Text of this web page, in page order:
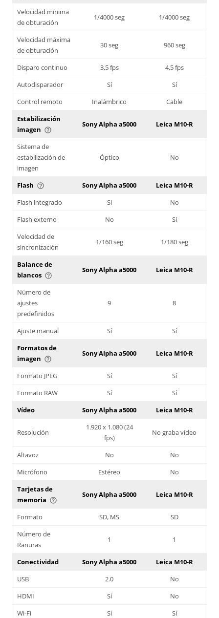
Velocidad mínima
de obturación
1/4000 seg 1/4000 seg
Velocidad máxima
de obturación
30 seg 960 seg
Disparo continuo 3,5 fps
4,5 fps
Autodisparador
Sí
Sí
Control remoto
Inalámbrico
Cable
Estabilización
imagen help_outline
Sony Alpha a5000 Leica M10-R
Sistema de
estabilización de
imagen
Óptico No
Flash help_outline Sony Alpha a5000
Leica M10-R
Flash integrado
Sí
No
Flash externo
No
Sí
Velocidad de
sincronización
1/160 seg 1/180 seg
Balance de
blancos help_outline
Sony Alpha a5000 Leica M10-R
Número de
ajustes
predefinidos
9 8
Ajuste manual Sí
Sí
Formatos de
imagen help_outline
Sony Alpha a5000 Leica M10-R
Formato JPEG Sí
Sí
Formato RAW
Sí
Sí
Vídeo
Sony Alpha a5000 Leica M10-R
Resolución
1.920 x 1.080 (24
fps)
No graba vídeo
Altavoz No
No
Micrófono
Estéreo
No
Tarjetas de
memoria help_outline
Sony Alpha a5000 Leica M10-R
Formato SD, MS
SD
Número de
Ranuras
1 1
Conectividad Sony Alpha a5000
Leica M10-R
USB
2.0
No
HDMI
Sí
No
Wi-Fi
Sí
Sí